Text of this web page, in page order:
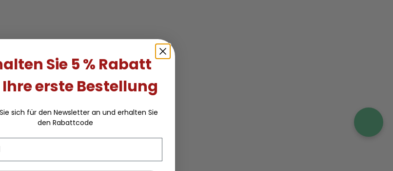
Sie 5 % Rabatt
erste Bestellung
sich für den Newsletter an und erhalten Sie
den Rabattcode